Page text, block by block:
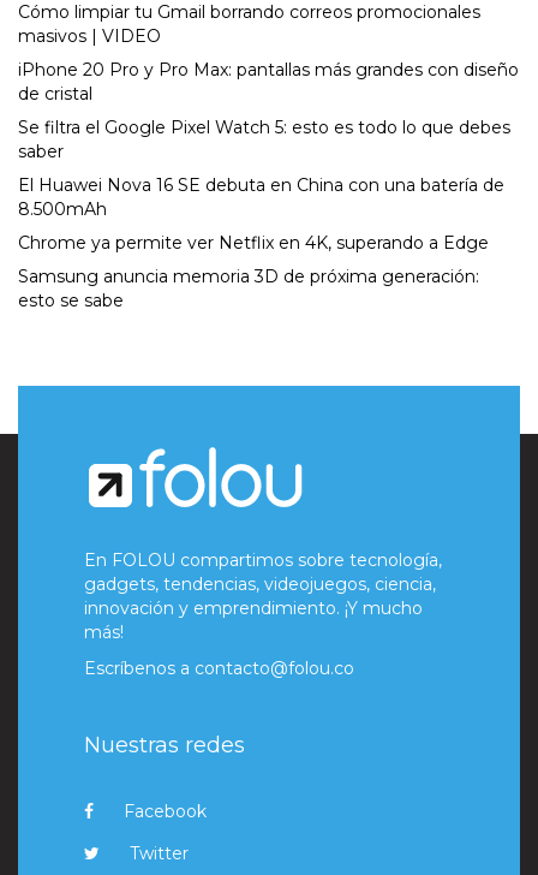
Cómo limpiar tu Gmail borrando correos promocionales
masivos | VIDEO
iPhone 20 Pro y Pro Max: pantallas más grandes con diseño
de cristal
Se filtra el Google Pixel Watch 5: esto es todo lo que debes
saber
El Huawei Nova 16 SE debuta en China con una batería de
8.500mAh
Chrome ya permite ver Netflix en 4K, superando a Edge
Samsung anuncia memoria 3D de próxima generación:
esto se sabe
En FOLOU compartimos sobre tecnología,
gadgets, tendencias, videojuegos, ciencia,
innovación y emprendimiento. ¡Y mucho
más!
Escríbenos a contacto@folou.co
Nuestras redes
Facebook
Twitter